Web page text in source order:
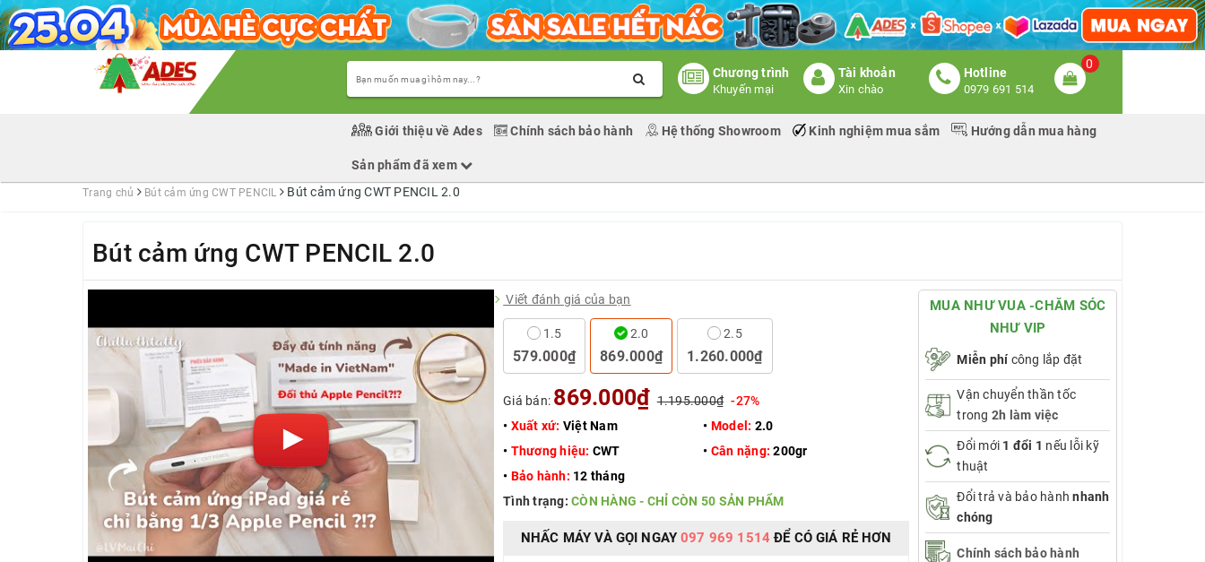
Chương trình
Khuyến mại
Tài khoản
Xin chào
Hotline
0979 691 514
0
Giới thiệu về Ades Chính sách bảo hành Hệ thống Showroom Kinh nghiệm mua sắm Hướng dẫn mua hàng
Sản phẩm đã xem
Trang chủ Bút cảm ứng CWT PENCIL Bút cảm ứng CWT PENCIL 2.0
Bút cảm ứng CWT PENCIL 2.0
Viết đánh giá của bạn
1.5
579.000₫
2.0
869.000₫
2.5
1.260.000₫
Giá bán: 869.000₫ 1.195.000₫ -27%
• Xuất xứ: Việt Nam • Model: 2.0
• Thương hiệu: CWT • Cân nặng: 200gr
• Bảo hành: 12 tháng
Tình trạng: CÒN HÀNG - CHỈ CÒN 50 SẢN PHẨM
NHẤC MÁY VÀ GỌI NGAY097 969 1514ĐỂ CÓ GIÁ RẺ HƠN
MUA NHƯ VUA -CHĂM SÓC
NHƯ VIP
Miễn phícông lắp đặt
Vận chuyển thần tốc
trong 2h làm việc
Đổi mới 1 đổi 1 nếu lỗi kỹ
thuật
Đổi trả và bảo hànhnhanh
chóng
Chính sách bảo hành